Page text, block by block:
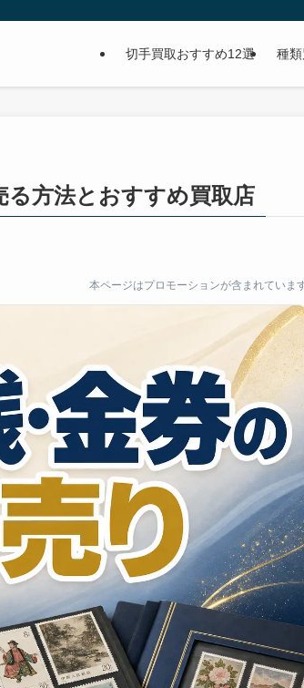
切手買取おすすめ12選 種
方法とおすすめ買取店
本ページはプロモーションが含まれていま